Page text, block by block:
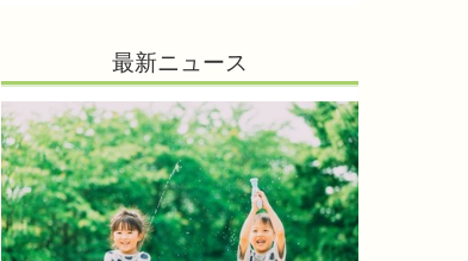
最新ニュース